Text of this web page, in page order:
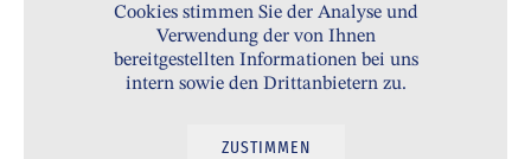
Cookies stimmen Sie der Analyse und
Verwendung der von Ihnen
bereitgestellten Informationen bei uns
intern sowie den Drittanbietern zu.
ZUSTIMMEN